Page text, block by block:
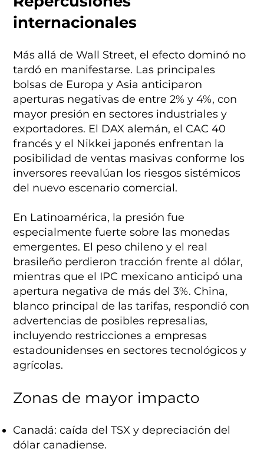
internacionales
Más allá de Wall Street, el efecto dominó no
tardó en manifestarse. Las principales
bolsas de Europa y Asia anticiparon
aperturas negativas de entre 2% y 4%, con
mayor presión en sectores industriales y
exportadores. El DAX alemán, el CAC 40
francés y el Nikkei japonés enfrentan la
posibilidad de ventas masivas conforme los
inversores reevalúan los riesgos sistémicos
del nuevo escenario comercial.
En Latinoamérica, la presión fue
especialmente fuerte sobre las monedas
emergentes. El peso chileno y el real
brasileño perdieron tracción frente al dólar,
mientras que el IPC mexicano anticipó una
apertura negativa de más del 3%. China,
blanco principal de las tarifas, respondió con
advertencias de posibles represalias,
incluyendo restricciones a empresas
estadounidenses en sectores tecnológicos y
agrícolas.
Zonas de mayor impacto
Canadá: caída del TSX y depreciación del
dólar canadiense.